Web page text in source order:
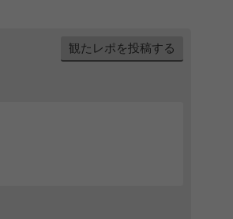
観たレポを投稿する